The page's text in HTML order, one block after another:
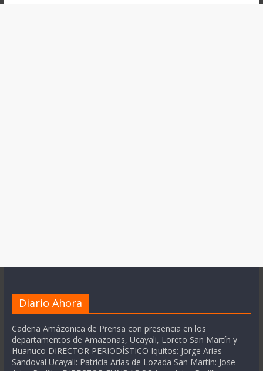
Diario Ahora
Cadena Amázonica de Prensa con presencia en los
departamentos de Amazonas, Ucayali, Loreto San Martín y
Huanuco DIRECTOR PERIODÍSTICO Iquitos: Jorge Arias
Sandoval Ucayali: Patricia Arias de Lozada San Martín: Jose